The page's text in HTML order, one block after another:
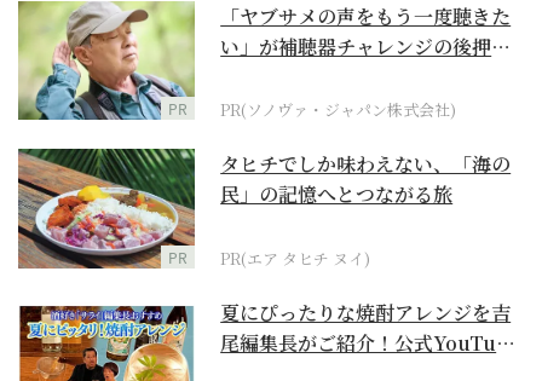
PR
「ヤブサメの声をもう一度聴きた
い」が補聴器チャレンジの後押し
PR(ソノヴァ・ジャパン株式会社)
PR
タヒチでしか味わえない、「海の
民」の記憶へとつながる旅
PR(エア タヒチ ヌイ)
夏にぴったりな焼酎アレンジを吉
尾編集長がご紹介！公式YouTube